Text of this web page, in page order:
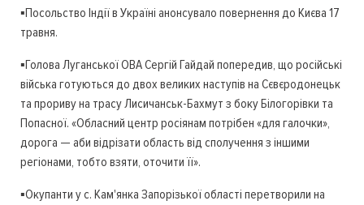
▪️Посольство Індії в Україні анонсувало повернення до Києва 17
травня.
▪️Голова Луганської ОВА Сергій Гайдай попередив, що російські
війська готуються до двох великих наступів на Сєвєродонецьк
та прориву на трасу Лисичанськ-Бахмут з боку Білогорівки та
Попасної. «Обласний центр росіянам потрібен «для галочки»,
дорога — аби відрізати область від сполучення з іншими
регіонами, тобто взяти, оточити її».
▪️Окупанти у с. Кам'янка Запорізької області перетворили на